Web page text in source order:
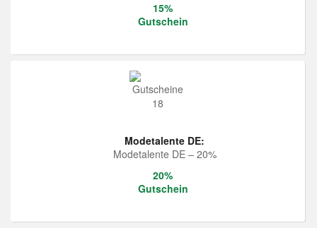
15%
Gutschein
Modetalente DE:
Modetalente DE – 20%
20%
Gutschein